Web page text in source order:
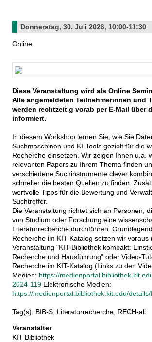
Donnerstag, 30. Juli 2026, 10:00-11:30
Online
Diese Veranstaltung wird als Online
Alle angemeldeten Teilnehmerinnen und
werden rechtzeitig vorab per E-Mail über
informiert.
In diesem Workshop lernen Sie, wie Sie
Suchmaschinen und KI-Tools gezielt für die
Recherche einsetzen. Wir zeigen Ihnen u.a.
relevanten Papers zu Ihrem Thema finden
verschiedene Suchinstrumente clever
schneller die besten Quellen zu finden.
wertvolle Tipps für die Bewertung und
Suchtreffer.
Die Veranstaltung richtet sich an Personen,
von Studium oder Forschung eine
Literaturrecherche durchführen.
Recherche im KIT-Katalog setzen wir voraus
Veranstaltung "KIT-Bibliothek kompakt:
Recherche und Hausführung" oder Video-
Recherche im KIT-Katalog (Links zu den
Medien: https://
2024-119Elektronische Medien:
https://medienportal.bibliothek.kit.edu/
Tag(s): BIB-S, Literaturrecherche, RECH-all
Veranstalter
KIT-Bibliothek